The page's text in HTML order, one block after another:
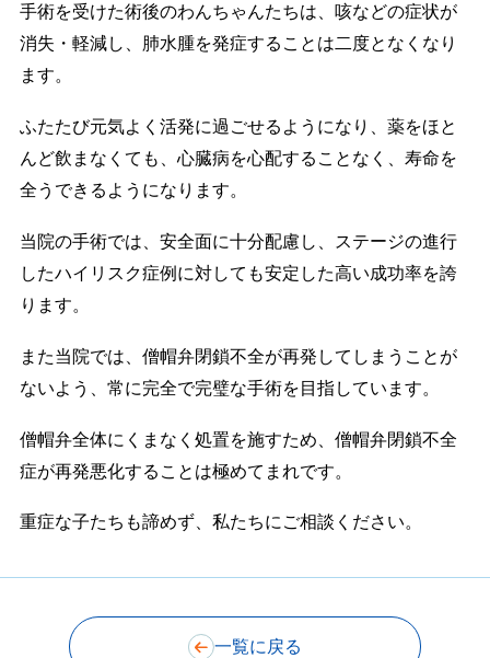
手術を受けた術後のわんちゃんたちは、咳などの症状が
消失・軽減し、肺水腫を発症することは二度となくなり
ます。
ふたたび元気よく活発に過ごせるようになり、薬をほと
んど飲まなくても、心臓病を心配することなく、寿命を
全うできるようになります。
当院の手術では、安全面に十分配慮し、ステージの進行
したハイリスク症例に対しても安定した高い成功率を誇
ります。
また当院では、僧帽弁閉鎖不全が再発してしまうことが
ないよう、常に完全で完璧な手術を目指しています。
僧帽弁全体にくまなく処置を施すため、僧帽弁閉鎖不全
症が再発悪化することは極めてまれです。
重症な子たちも諦めず、私たちにご相談ください。
一覧に戻る